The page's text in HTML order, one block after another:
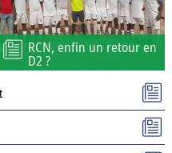
RCN, enfin un retour en
D2 ?